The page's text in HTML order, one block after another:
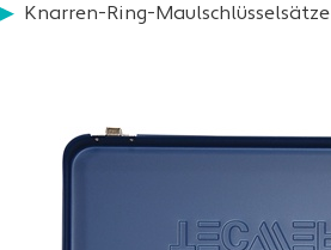
Knarren-Ring-Maulschlüsselsätze